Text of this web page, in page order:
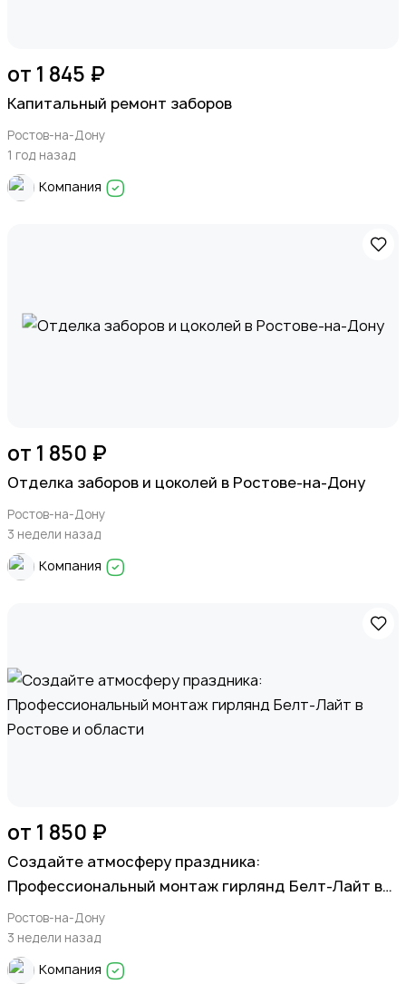
от 1 845 ₽
Капитальный ремонт заборов
Ростов-на-Дону
1 год назад
Компания
от 1 850 ₽
Отделка заборов и цоколей в Ростове-на-Дону
Ростов-на-Дону
3 недели назад
Компания
от 1 850 ₽
Создайте атмосферу праздника:
Профессиональный монтаж гирлянд Белт-Лайт в
Ростове и области
Ростов-на-Дону
3 недели назад
Компания